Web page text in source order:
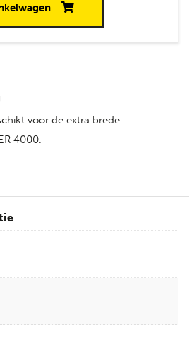
voor de extra brede
4000.